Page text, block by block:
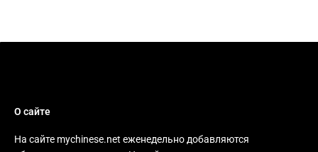
О сайте
На сайте mychinese.net еженедельно добавляются